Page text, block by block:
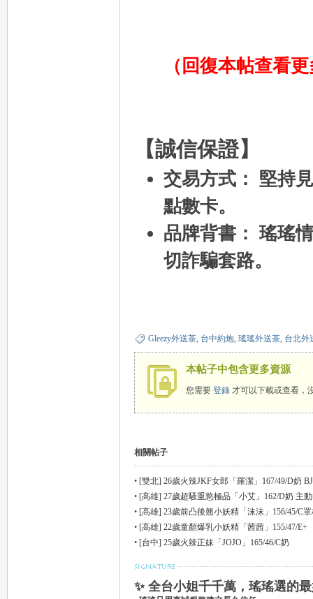
（ 回復本帖查看
【誠信保證】
交易方式： 堅持
點數卡。
品牌背書： 瑤瑤
切詐騙套路。
Gleezy外送茶, 台中約炮, 瑤瑤外送茶, 台北外
本帖子中包含更多資源
您需要 登錄 才可以下載或查看，
相關帖子
• [雙北] 26歲火辣JKF女郎「羅潔」167/49/D奶
• [高雄] 27歲超騷重慾極品「小艾」162/D奶 主
• [高雄] 23歲前凸後翹小妖精「沫沫」156/45/C
• [高雄] 22歲童顏爆乳小妖精「茜茜」155/47/E+
• [台中] 25歲火辣正妹「JOJO」165/46/C奶
✨ 全台小姐千千萬，瑤瑤選的